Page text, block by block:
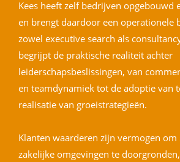
Kees heeft zelf bedrijven opgebouwd
en brengt daardoor een operationele
zowel executive search als
begrijpt de praktische realiteit achter
leiderschapsbeslissingen, van
en teamdynamiek tot de adoptie van
realisatie van groeistrategieën.
Klanten waarderen zijn vermogen om
zakelijke omgevingen te